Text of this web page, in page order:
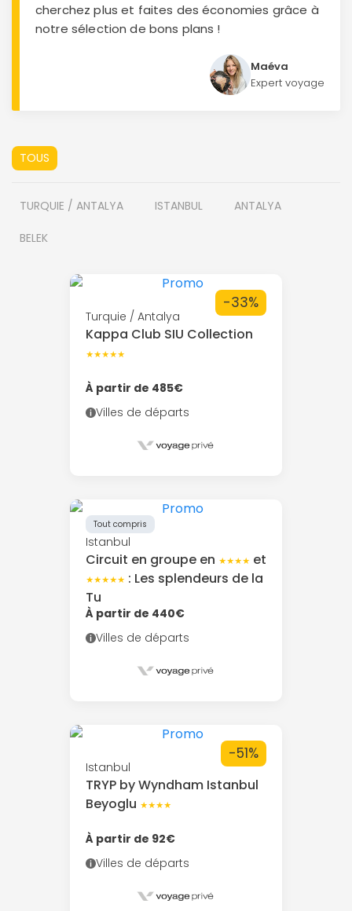
cherchez plus et faites des économies grâce à
notre sélection de bons plans !
Maéva
Expert voyage
TOUS
TURQUIE / ANTALYA ISTANBUL ANTALYA
BELEK
Turquie / Antalya
Kappa Club SIU Collection
★★★★★
À partir de 485€
Villes de départs
-33%
Istanbul
Circuit en groupe en ★★★★ et
★★★★★ : Les splendeurs de la
Tu
À partir de 440€
Villes de départs
Tout compris
Istanbul
TRYP by Wyndham Istanbul
Beyoglu ★★★★
À partir de 92€
Villes de départs
-51%